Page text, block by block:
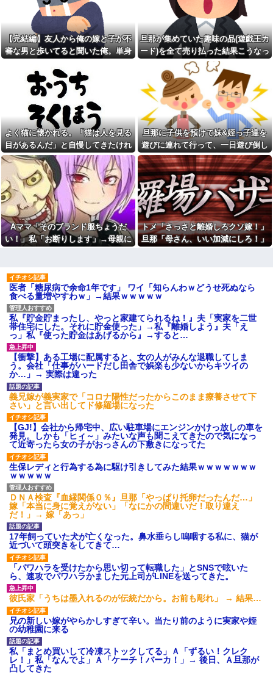
【仰天】X、メンエス嬢とラウ
ンジ嬢が熾烈な女の争いを繰り
広げ対戦型になってしまうw w
w w w w w w
お前ら「日本も核武装汁！」
←１万発の核弾頭どこに
いて良いという報道に向き合い
ます！」X民「高市だから叩いて
良いをやってるのがお前だろ」
←これ…w w
【悲報】17歳で無期懲役にな
った奴のご尊顔、ガチで怖い
イーロン・マスク「中国のロ
ボットはデタラメで遠隔操作し
てるだけ」
職場結婚だった同僚の結婚式
の２次会に、新郎新婦がこなか
った。そのまま主役なしで食事
が始まり...
「優しい男はモテない」っ
て、正しくは「優しさ以外にセ
ールスポイントのない男がモテ
ない」なんだわ。優しさ自体を
好きではない
彼氏の家で不倫してる私。彼
嫁が新婚当時の不倫を自白し
てきた。娘は相手の子かもしれ
ないそうで俺と娘が他人なら男
女の関係になるかもしれないと
不安だったそうで…
私「新婦さんって、あのお店
の人…？」友人「え？」→結婚
式の会場でまさかの人物に気づ
いてしまい…
【衝撃】 日本人「家が何千万
円もするのは狂ってる」大工
「はぁ？じゃ自分で作ってみろ
よ」→結果ｗｗｗｗｗｗ
夫「嫁がメシマズで困ってる
んだよ。毎日つれーわｗ」義両
親「なに！食べに行く！」夫
「いや、そんな事しなくていい
からｗ」→ある日、私の作った
ご...
もう先が長くないと20代で宣
告された友達A。「会いに来てほ
しい」と言うので彼女の好きな
もの沢山もっていったんだけ
ど、なんとBが手渡した物は…
ハードオフに売っていた4万
4000円のフィギュアがヤバすぎ
るｗｗｗｗｗｗ「こんな高い
の？ｗｗ」「逆に超安い」
私「ちょっと、人の家の金庫
触らないでよ！」キチママ『そ
こに金庫があったから、開けて
みようとしただけ☆』義兄「泥
は出てけ！二度と来るな！」結
果・・・
私「初めて飲む味だけどなん
のお茶？」彼「ちっ！」私「」
【GIF】JSのカンチョーワロ
タ
後続車にクラクションを鳴ら
され彼氏が逆切れ。「何クラク
ション鳴らしてんだ！降りてこ
いよ！」と怒鳴りだし...
無職で宅建、行政書士の勉強
を始めてしまったおっさん
レス半年で妻の胸が小さくな
った。だが突然・・・
嫁「これってさ、浮気だよ
ね？」俺「まぁそういうことに
なりますかね」
とある役所の職場は代々天下
りの人をトップにお迎え・・・
妊娠中の友人が「出生前診断
受けた？」やら育児グッズにつ
いて何でも聞いてきてなんか必
氏だなぁwってモヤモヤ。
ウトメ「離婚しなさい」私夫
婦「！？」コトメ「いかがわし
いお店に入ってくのを見た！特
徴が一緒」夫「コトメはなんで
そんな場所にいたの？」コトメ
「(真っ青)」
思わず誰かに話したくなる雑
学、なんかある？
旦那に子供を預けて妹&姪っ子
達を遊びに連れて行って、一日
遊び倒した。すると、旦那と喧
嘩になってしまい...
離婚を言い渡された
彼女と結婚の話をしていた時
【闇】『強度行動障害』の女
の子、自分をグーパンしまくる
幼稚な義弟夫婦が大嫌い。低
学歴だしパラサイトだし夫婦揃
って太ってるし。義母にベタベ
タ甘えて「ジュース飲みた～
主な税金の成り立ちを調べて
みたよ
【完結編】友人から俺の嫁と子が不
審な男と歩いてると聞いた俺。単身
旦那が集めていた趣味の品(遊戯王カ
ード)を全て売り払った結果こうなっ
た
よく猫に懐かれる。「猫は人を見る
目があるんだ」と自慢してきたけれ
ど、今日たまたま読んだ記事である
ことを目にした
旦那に子供を預けて妹&姪っ子達を
遊びに連れて行って、一日遊び倒し
た。すると、旦那と喧嘩になってし
まい...
Aママ「そのブランド服ちょうだ
い！」私「お断りします」→母親に
トメ「さっさと離婚しろクソ嫁！」
旦那「母さん、いい加減にしろ！」
医者「糖尿病で余命1年です」 ワイ「知らんわｗどうせ死ぬなら
食べる量増やすわｗ」→結果ｗｗｗｗｗ
私『貯金貯まったし、やっと家建てられるね！』夫「実家を二世
帯住宅にした。それに貯金使った」→私『離婚しよう』夫「え
っ」私『使った貯金はあげるから』→すると…
【衝撃】ある工場に配属すると、女の人がみんな退職してしま
う。会社「仕事がハードだし田舎で娯楽も少ないからキツイの
か…」→ 実際は違った
義兄嫁が義実家で「コロナ陽性だったからこのまま療養させて下
さい」と言い出してド修羅場になった
【GJ!】会社から帰宅中、広い駐車場にエンジンかけっ放しの車を
発見。しかも「ヒィ～」みたいな声も聞こえてきたので気になっ
て近寄ったら女の子がおっさんの下敷きになってた
生保レディと行為する為に駆け引きしてみた結果ｗｗｗｗｗｗｗ
ｗｗｗｗｗ
ＤＮＡ検査『血縁関係０％』旦那「やっぱり托卵だったんだ…」
嫁「本当に身に覚えがない」「なにかの間違いだ！取り違え
だ！」→ 嫁「あっ」
17年飼っていた犬が亡くなった。鼻水垂らし嗚咽する私に、猫が
近づいて頭突きをしてきて…
「パワハラを受けたから思い切って転職した」とSNSで呟いた
ら、速攻でパワハラかました元上司がLINEを送ってきた。
彼氏家「うちは墨入れるのが伝統だから。お前も彫れ」 → 結果…
兄の新しい嫁がやらかしすぎて辛い。当たり前のように実家や姪
の幼稚園に来る
私「まとめ買いして冷凍ストックしてる」Ａ「ずるい！クレク
レ！」私「なんでよ」Ａ「ケーチ！バーカ！」→ 後日、Ａ旦那が
凸してきた